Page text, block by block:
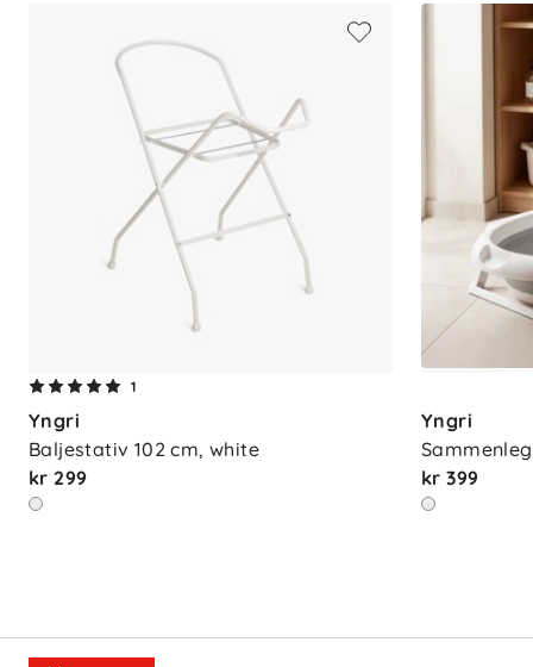
Maks vektbelastning
Sikkerhet
: Godkjent i henhold til
1
Yngri
Baljestativ 102 cm, white
kr 299
Yngri
kr 399